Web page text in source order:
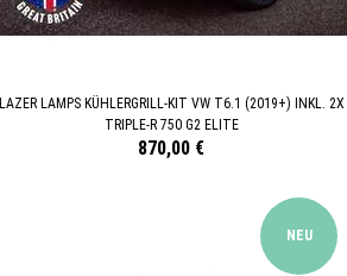
LAZER LAMPS KÜHLERGRILL-KIT VW T6.1 (2019+) INKL. 2X
TRIPLE-R 750 G2 ELITE
870,00 €
NEU